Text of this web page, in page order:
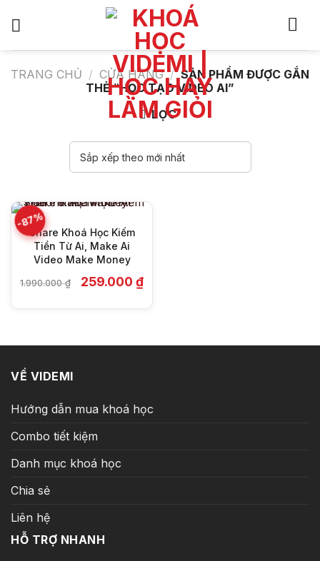
TRANG CHỦ / CỬA HÀNG / SẢN PHẨM ĐƯỢC GẮN
THẺ “HỌC TẠO VIDEO AI”
LỌC
-87%
Share Khoá Học Kiếm
Tiền Từ Ai, Make Ai
Video Make Money
1.990.000₫ Giá
gốc
259.000 ₫Giá
hiện
VỀ VIDEMI
Hướng dẫn mua khoá học
Combo tiết kiệm
Danh mục khoá học
Chia sẻ
Liên hệ
HỖ TRỢ NHANH